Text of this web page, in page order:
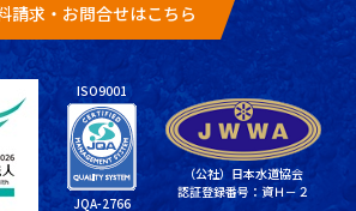
請求・お問合せはこちら
ISO9001
JQA-2766
（公社）日本水道協会
認証登録番号：資Ｈ－２